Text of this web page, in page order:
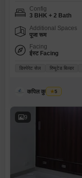
Config
3 BHK + 2 Bath
Additional Spaces
पूजा रूम
Facing
ईस्ट Facing
डिस्पेरेट सेल रिप्यूटेड बिल्डर
कपिल कुमार राही
5
9